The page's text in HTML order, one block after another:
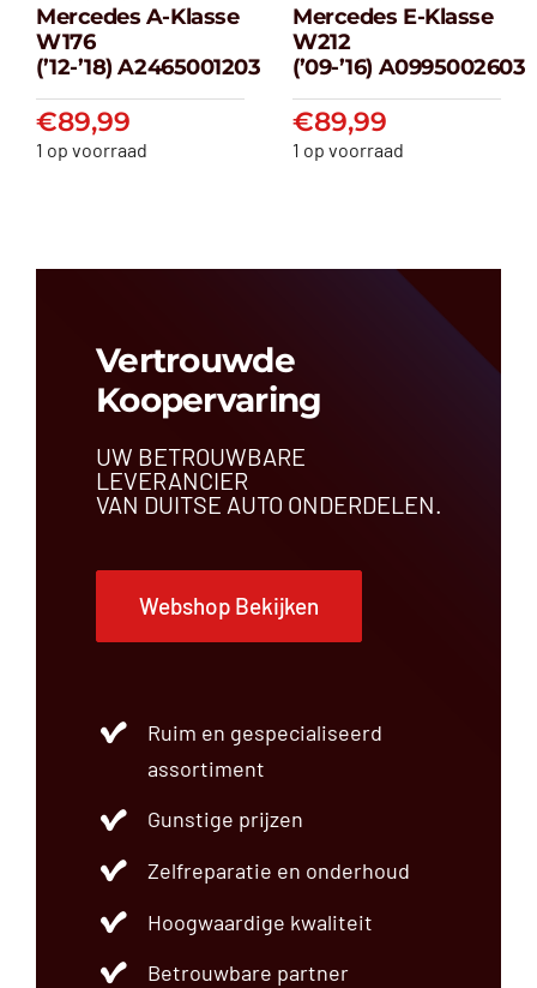
Mercedes A-
klasse W176
(’12-’18) A2465001203
€89,99
Mercedes A-Klasse
W176
(’12-’18) A2465001203
€89,99
1 op voorraad
Mercedes E-
klasse W212
(’09-’16)
€89,99
Mercedes E-Klasse
W212
(’09-’16) A0995002603
€89,99
1 op voorraad
Vertrouwde
Koopervaring
UW BETROUWBARE
LEVERANCIER
VAN DUITSE AUTO ONDERDELEN.
Webshop Bekijken
Ruim en gespecialiseerd
assortiment
Gunstige prijzen
Zelfreparatie en onderhoud
Hoogwaardige kwaliteit
Betrouwbare partner